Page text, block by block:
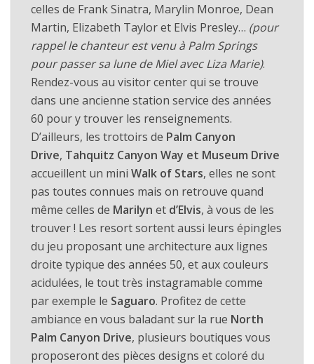
celles de Frank Sinatra, Marylin Monroe, Dean
Martin, Elizabeth Taylor et Elvis Presley… (pour
rappel le chanteur est venu à Palm Springs
pour passer sa lune de Miel avec Liza Marie).
Rendez-vous au visitor center qui se trouve
dans une ancienne station service des années
60 pour y trouver les renseignements.
D’ailleurs, les trottoirs de Palm Canyon
Drive, Tahquitz Canyon Way et Museum Drive
accueillent un mini Walk of Stars, elles ne sont
pas toutes connues mais on retrouve quand
même celles de Marilyn et d’Elvis, à vous de les
trouver ! Les resort sortent aussi leurs épingles
du jeu proposant une architecture aux lignes
droite typique des années 50, et aux couleurs
acidulées, le tout très instagramable comme
par exemple le Saguaro. Profitez de cette
ambiance en vous baladant sur la rue North
Palm Canyon Drive, plusieurs boutiques vous
proposeront des pièces designs et coloré du